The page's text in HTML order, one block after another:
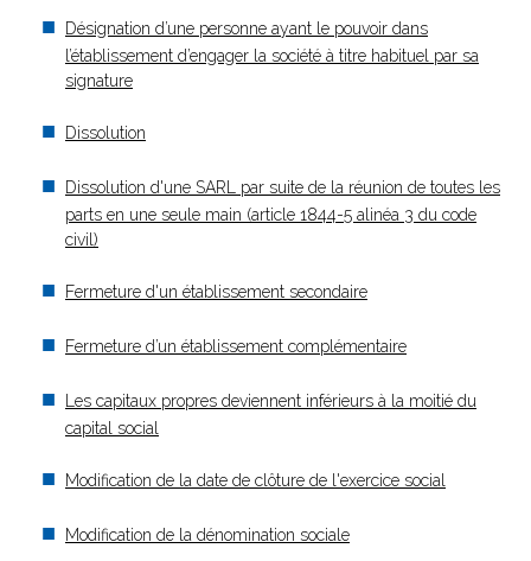
Désignation d’une personne ayant le pouvoir dans
l’établissement d’engager la société à titre habituel par sa
signature
Dissolution
Dissolution d'une SARL par suite de la réunion de toutes les
parts en une seule main (article 1844-5 alinéa 3 du code
civil)
Fermeture d'un établissement secondaire
Fermeture d’un établissement complémentaire
Les capitaux propres deviennent inférieurs à la moitié du
capital social
Modification de la date de clôture de l'exercice social
Modification de la dénomination sociale